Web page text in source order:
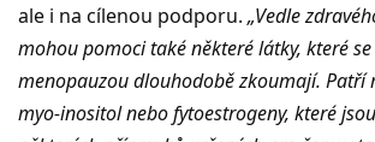
ale i na cílenou podporu. „Vedle
mohou pomoci také některé látky, které
menopauzou dlouhodobě zkoumají. Patří
myo-inositol nebo fytoestrogeny, které